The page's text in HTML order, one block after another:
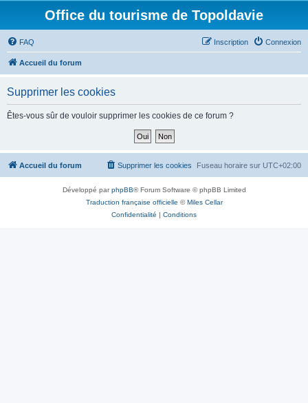
Office du tourisme de Topoldavie
FAQ Connexion
Inscription
Accueil du forum
Supprimer les cookies
Êtes-vous sûr de vouloir supprimer les cookies de ce forum ?
Accueil du forum Fuseau horaire sur UTC+02:00
Supprimer les cookies
Développé parphpBB® Forum Software © phpBB Limited
Traduction française officielle ©Miles Cellar
Confidentialité | Conditions